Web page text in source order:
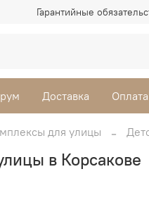
Гарантийные
Доставка Оплата
для улицы
в Корсакове